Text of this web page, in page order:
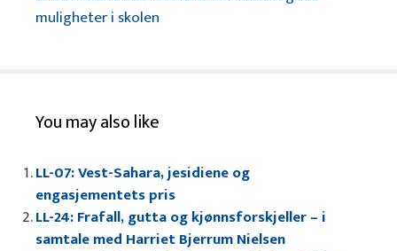
muligheter i skolen
You may also like
LL-07: Vest-Sahara, jesidiene og
engasjementets pris
LL-24: Frafall, gutta og kjønnsforskjeller – i
samtale med Harriet Bjerrum Nielsen